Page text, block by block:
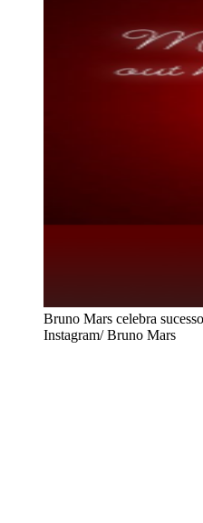
Bruno Mars celebra
Instagram/ Bruno Mars